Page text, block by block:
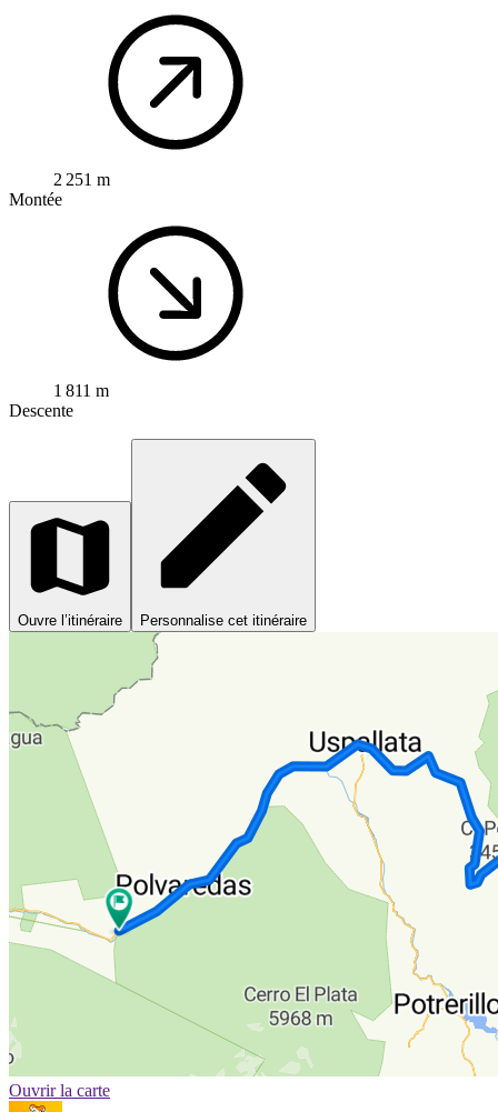
2 251 m
Montée
1 811 m
Descente
Ouvre l’itinéraire Personnalise cet itinéraire
Ouvrir la carte